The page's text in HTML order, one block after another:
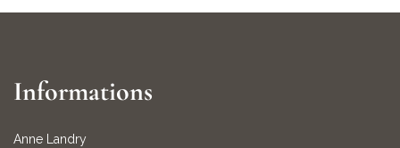
Informations
Anne Landry